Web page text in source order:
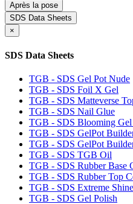
Après la pose
SDS Data Sheets
×
SDS Data Sheets
TGB - SDS Gel Pot Nude
TGB - SDS Foil X Gel
TGB - SDS Matteverse
TGB - SDS Nail Glue
TGB - SDS Blooming Gel
TGB - SDS GelPot
TGB - SDS GelPot
TGB - SDS TGB Oil
TGB - SDS Rubber Base
TGB - SDS Rubber Top
TGB - SDS Extreme
TGB - SDS Gel Polish